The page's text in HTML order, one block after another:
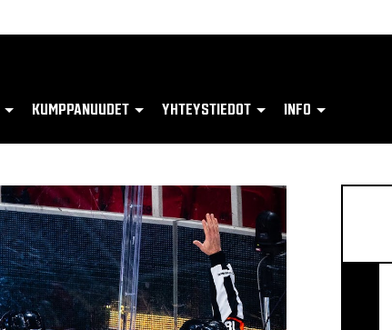
KUMPPANUUDET YHTEYSTIEDOT INFO